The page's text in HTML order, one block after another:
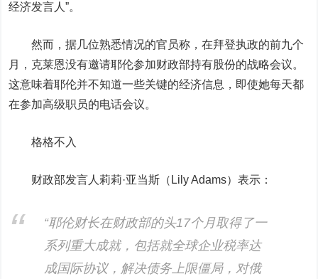
经济发言人”。
然而，据几位熟悉情况的官员称，在拜登执政的前九个
月，克莱恩没有邀请耶伦参加财政部持有股份的战略会议。
这意味着耶伦并不知道一些关键的经济信息，即使她每天都
在参加高级职员的电话会议。
格格不入
财政部发言人莉莉·亚当斯（Lily Adams）表示：
“耶伦财长在财政部的头17个月取得了一
系列重大成就，包括就全球企业税率达
成国际协议，解决债务上限僵局，对俄